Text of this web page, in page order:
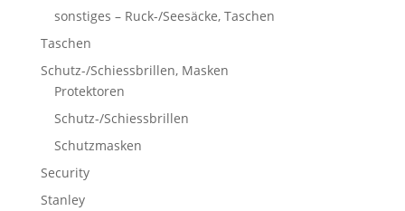
sonstiges – Ruck-/Seesäcke, Taschen
Taschen
Schutz-/Schiessbrillen, Masken
Protektoren
Schutz-/Schiessbrillen
Schutzmasken
Security
Stanley